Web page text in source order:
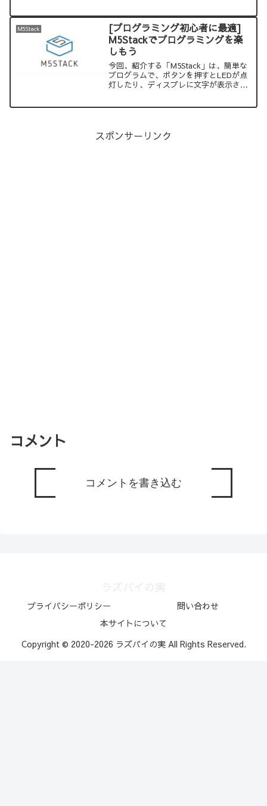
です。私も、ATOM Matri...
M5Stack
[プログラミング初心者に最適]
M5Stackでプログラミングを楽
しもう
今回、紹介する「M5Stack」は、簡単な
プログラムで、ボタンを押すとLEDが点
灯したり、ディスプレに文字が表示され
ますので、これを紹介します。これを見
たら、あなたもM5Stackが欲しくなるは
スポンサーリンク
コメント
コメントを書き込む
プライバシーポリシー
問い合わせ
本サイトについて
Copyright © 2020-2026 ラズパイの実 All Rights Reserved.